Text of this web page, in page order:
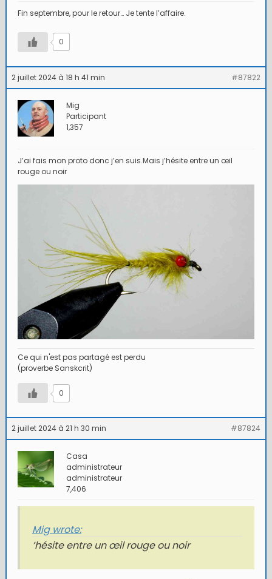
Fin septembre, pour le retour… Je tente l’affaire.
0
2 juillet 2024 à 18 h 41 min #87822
Mig
Participant
1,357
J’ai fais mon proto donc j’en suis.Mais j’hésite entre un œil
rouge ou noir
Ce qui n'est pas partagé est perdu
(proverbe Sanskcrit)
0
2 juillet 2024 à 21 h 30 min #87824
Casa
administrateur
administrateur
7,406
Mig wrote:
’hésite entre un œil rouge ou noir